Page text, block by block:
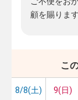
顧を賜りま
こ
8/8(土) 9(日)